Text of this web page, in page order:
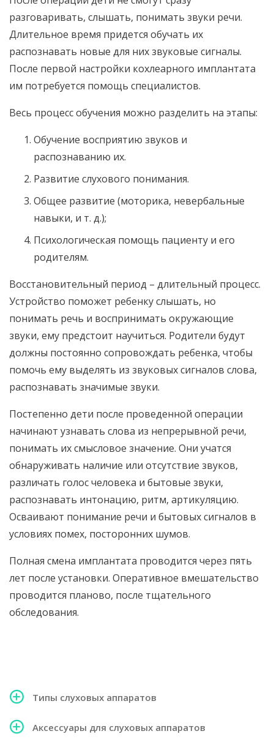
разговаривать, слышать, понимать звуки речи.
Длительное время придется обучать их
распознавать новые для них звуковые сигналы.
После первой настройки кохлеарного имплантата
им потребуется помощь специалистов.
Весь процесс обучения можно разделить на этапы:
Обучение восприятию звуков и
распознаванию их.
Развитие слухового понимания.
Общее развитие (моторика, невербальные
навыки, и т. д.);
Психологическая помощь пациенту и его
родителям.
Восстановительный период – длительный процесс.
Устройство поможет ребенку слышать, но
понимать речь и воспринимать окружающие
звуки, ему предстоит научиться. Родители будут
должны постоянно сопровождать ребенка, чтобы
помочь ему выделять из звуковых сигналов слова,
распознавать значимые звуки.
Постепенно дети после проведенной операции
начинают узнавать слова из непрерывной речи,
понимать их смысловое значение. Они учатся
обнаруживать наличие или отсутствие звуков,
различать голос человека и бытовые звуки,
распознавать интонацию, ритм, артикуляцию.
Осваивают понимание речи и бытовых сигналов в
условиях помех, посторонних шумов.
Полная смена имплантата проводится через пять
лет после установки. Оперативное вмешательство
проводится планово, после тщательного
обследования.
Типы слуховых аппаратов
Аксессуары для слуховых аппаратов